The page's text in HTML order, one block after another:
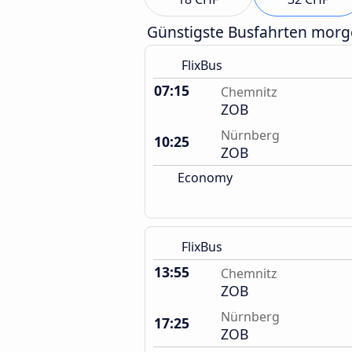
Günstigste Busfahrten
FlixBus
07:15 Chemnitz
ZOB
10:25
Nürnberg
ZOB
Economy
FlixBus
13:55 Chemnitz
ZOB
17:25
Nürnberg
ZOB